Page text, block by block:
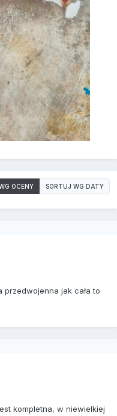
OCENY SORTUJ WG DATY
przedwojenna jak cała to
kompletna, w niewielkiej